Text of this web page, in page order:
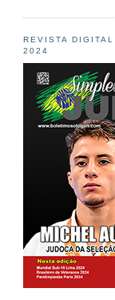
REVISTA DIGITAL
2024